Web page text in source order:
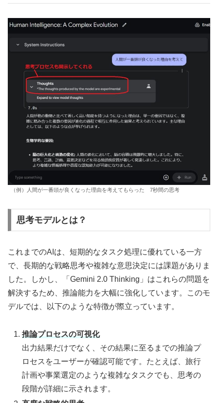
（例）人間が一番頭が良くなった理由を考えてもらった 7秒間の思考
思考モデルとは？
これまでのAIは、短期的なタスク処理に優れている一方
で、長期的な戦略思考や複雑な意思決定には課題がありま
した。しかし、「Gemini 2.0 Thinking」はこれらの問題を
解決するため、推論能力を大幅に強化しています。このモ
デルでは、以下のような特徴が際立っています。
推論プロセスの可視化
出力結果だけでなく、その結果に至るまでの推論プ
ロセスをユーザーが確認可能です。たとえば、旅行
計画や事業選定のような複雑なタスクでも、思考の
段階が詳細に示されます。